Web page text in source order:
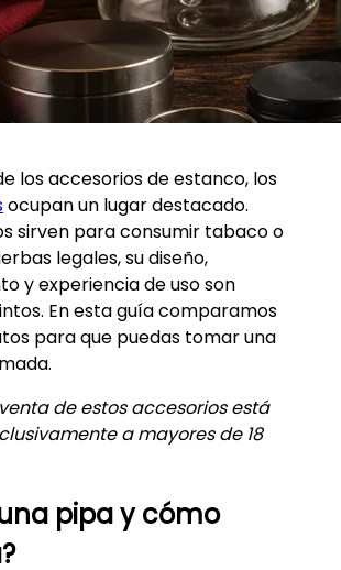
los accesorios de estanco, los
ocupan un lugar destacado.
sirven para consumir tabaco o
legales, su diseño,
y experiencia de uso son
En esta guía comparamos
para que puedas tomar una
de estos accesorios está
a mayores de 18
pipa y cómo